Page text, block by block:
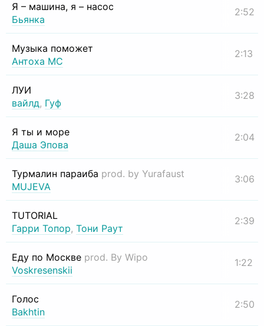
Я – машина, я – насос
Бьянка
2:52
Музыка поможет
Антоха МС
2:13
ЛУИ
вайлд, Гуф
3:28
Я ты и море
Даша Эпова
2:04
Турмалин параиба prod. by Yurafaust
MUJEVA
3:06
TUTORIAL
Гарри Топор, Тони Раут
2:39
Еду по Москве prod. By Wipo
Voskresenskii
1:22
Голос
Bakhtin
2:50